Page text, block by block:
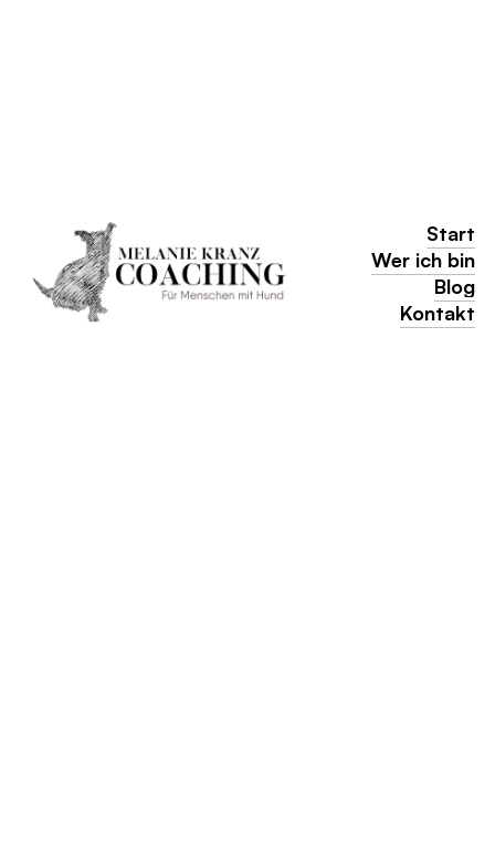
Start
Start
Wer ich bin
Wer ich bin
Blog
Blog
Kontakt
Kontakt